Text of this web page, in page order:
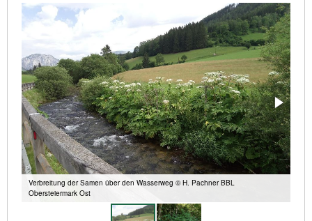
Verbreitung der Samen über den Wasserweg © H. Pachner BBL
Obersteiermark Ost